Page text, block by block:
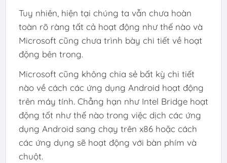
Tuy nhiên, hiện tại chúng ta vẫn chưa hoàn
toàn rõ ràng tất cả hoạt động như thế nào và
Microsoft cũng chưa trình bày chi tiết về hoạt
động bên trong.
Microsoft cũng không chia sẻ bất kỳ chi tiết
nào về cách các ứng dụng Android hoạt động
trên máy tính. Chẳng hạn như Intel Bridge hoạt
động tốt như thế nào trong việc dịch các ứng
dụng Android sang chạy trên x86 hoặc cách
các ứng dụng sẽ hoạt động với bàn phím và
chuột.